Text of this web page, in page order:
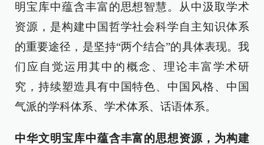
明宝库中蕴含丰富的思想智慧。从中汲取学术
资源，是构建中国哲学社会科学自主知识体系
的重要途径，是坚持“两个结合”的具体表现。我
们应自觉运用其中的概念、理论丰富学术研
究，持续塑造具有中国特色、中国风格、中国
气派的学科体系、学术体系、话语体系。
中华文明宝库中蕴含丰富的思想资源，为构建